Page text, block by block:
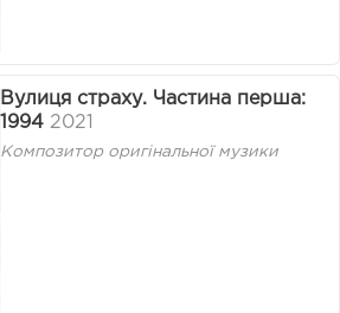
Вулиця страху. Частина перша:
1994 2021
Композитор оригінальної музики